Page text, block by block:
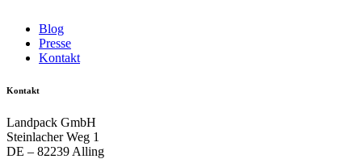
Blog
Presse
Kontakt
Kontakt
Landpack GmbH
Steinlacher Weg 1
DE – 82239 Alling